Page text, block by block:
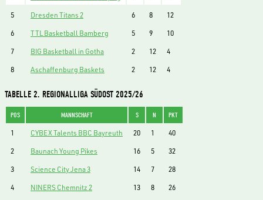
5
Dresden Titans 2 6 8
12
6
TTL Basketball Bamberg 5 9
10
7
BIG Basketball in Gotha 2 12
4
8
Aschaffenburg Baskets 2 12 4
TABELLE 2. REGIONALLIGA SÜDOST 2025/26
POS MANNSCHAFT S N PKT
1 CYBEX Talents BBC Bayreuth 20 1
40
2
Baunach Young Pikes 16 5
32
3
Science City Jena 3 14 7
28
4
NINERS Chemnitz 2 13 8
26